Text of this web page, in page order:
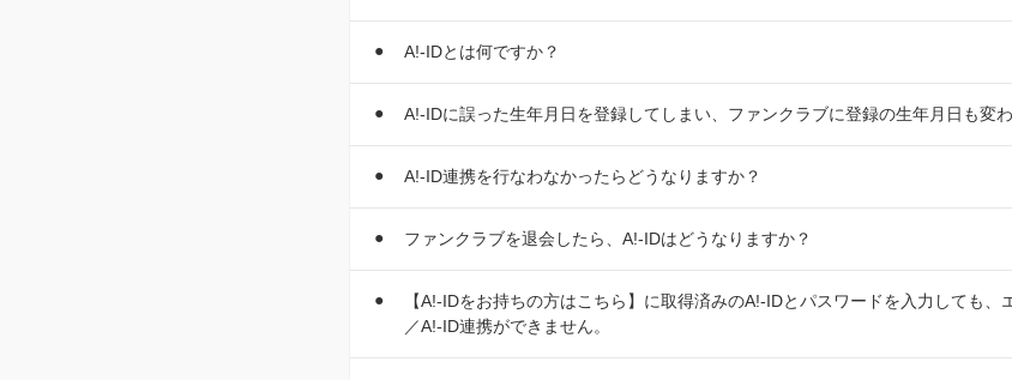
A!-IDとは何ですか？
A!-IDに誤った生年月日を登録してしまい、ファンクラブに登録の生年月日も変わ
A!-ID連携を行なわなかったらどうなりますか？
ファンクラブを退会したら、A!-IDはどうなりますか？
【A!-IDをお持ちの方はこちら】に取得済みのA!-IDとパスワードを入力しても、
／A!-ID連携ができません。